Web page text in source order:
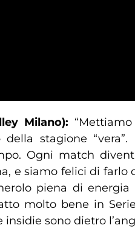
Milano):
della stagione
Ogni match
e siamo felici di
piena di
molto bene in
sono dietro